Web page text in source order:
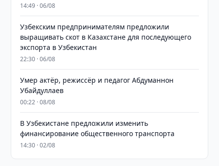
14:49 · 06/08
Узбекским предпринимателям предложили
выращивать скот в Казахстане для последующего
экспорта в Узбекистан
22:30 · 06/08
Умер актёр, режиссёр и педагог Абдуманнон
Убайдуллаев
00:22 · 08/08
В Узбекистане предложили изменить
финансирование общественного транспорта
14:30 · 02/08